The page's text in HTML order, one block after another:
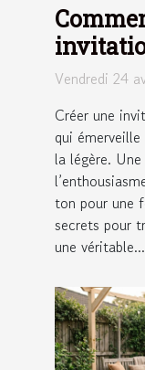
pour
Vendredi 24
Créer une
qui
la légère.
ton pour une
secrets pour
une véritable...